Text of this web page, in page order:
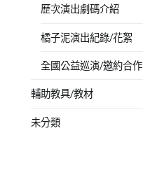
歷次演出劇碼介紹
橘子泥演出紀錄/花絮
全國公益巡演/邀約合作
輔助教具/教材
未分類